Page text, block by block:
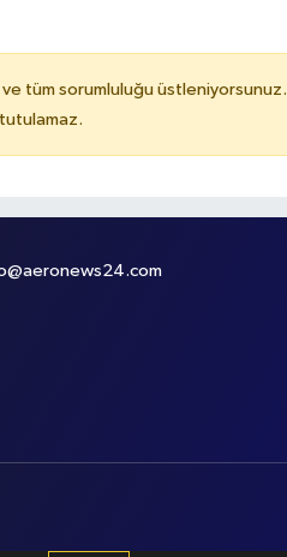
tüm sorumluluğu üstleniyorsunuz.